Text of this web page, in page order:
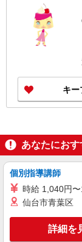
キー
あなたにお
個別指導講師
時給 1,040円
仙台市青葉区
詳細を